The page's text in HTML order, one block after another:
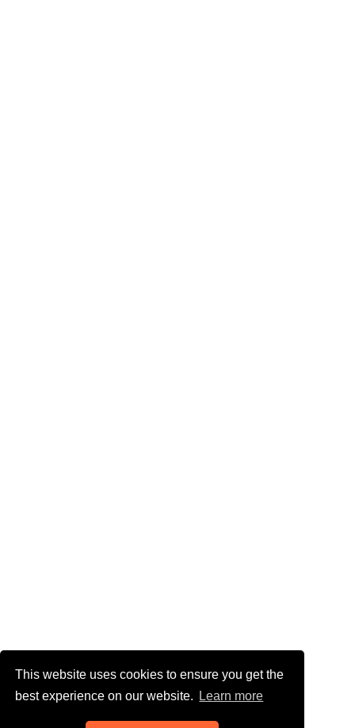
This website uses cookies to ensure you get the
best experience on our website.
Learn more